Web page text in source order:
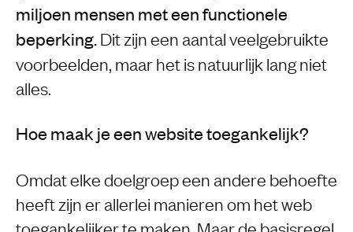
miljoen mensen met een functionele
beperking.Dit zijn een aantal veelgebruikte
voorbeelden, maar het is natuurlijk lang niet
alles.
Hoe maak je een website toegankelijk?
Omdat elke doelgroep een andere behoefte
heeft zijn er allerlei manieren om het web
toegankelijker te maken. Maar de basisregel